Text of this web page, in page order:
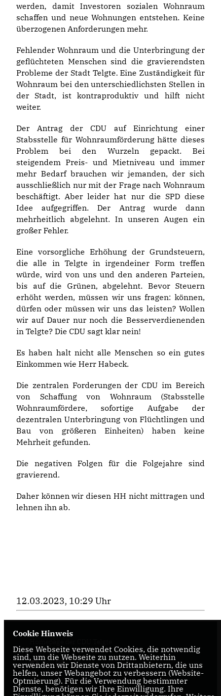
werden, damit Investoren sozialen Wohnraum
schaffen und neue Wohnungen entstehen. Keine
überzogenen Anforderungen mehr.
Fehlender Wohnraum und die Unterbringung der
geflüchteten Menschen sind die gravierendsten
Probleme der Stadt Telgte. Eine Zuständigkeit für
Wohnraum bei den unterschiedlichsten Stellen in
der Stadt, ist kontraproduktiv und hilft nicht
weiter.
Der Antrag der CDU auf Einrichtung einer
Stabsstelle für Wohnraumförderung hätte dieses
Problem bei den Wurzeln gepackt. Bei
steigendem Preis- und Mietniveau und immer
mehr Bedarf brauchen wir jemanden, der sich
ausschließlich nur mit der Frage nach Wohnraum
beschäftigt. Aber leider hat nur die SPD diese
Idee aufgegriffen. Der Antrag wurde dann
mehrheitlich abgelehnt. In unseren Augen ein
großer Fehler.
Eine vorsorgliche Erhöhung der Grundsteuern,
die alle in Telgte in irgendeiner Form treffen
würde, wird von uns und den anderen Parteien,
bis auf die Grünen, abgelehnt. Bevor Steuern
erhöht werden, müssen wir uns fragen: können,
dürfen oder müssen wir uns das leisten? Wollen
wir auf Dauer nur noch die Besserverdienenden
in Telgte? Die CDU sagt klar nein!
Es haben halt nicht alle Menschen so ein gutes
Einkommen wie Herr Habeck.
Die zentralen Forderungen der CDU im Bereich
von Schaffung von Wohnraum (Stabsstelle
Wohnraumfördere, sofortige Aufgabe der
dezentralen Unterbringung von Flüchtlingen und
Bau von größeren Einheiten) haben keine
Mehrheit gefunden.
Die negativen Folgen für die Folgejahre sind
gravierend.
Daher können wir diesen HH nicht mittragen und
lehnen ihn ab.
12.03.2023, 10:29 Uhr
Cookie Hinweis
Diese Webseite verwendet Cookies, die notwendig
sind, um die Webseite zu nutzen. Weiterhin
verwenden wir Dienste von Drittanbietern, die uns
helfen, unser Webangebot zu verbessern (Website-
Optmierung). Für die Verwendung bestimmter
Dienste, benötigen wir Ihre Einwilligung. Ihre